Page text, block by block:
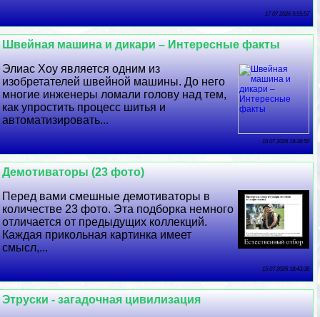
17 07 2026 9:55:57
Швейная машина и дикари – Интересные факты
Элиас Хоу является одним из
изобретателей швейной машины. До него
многие инженеры ломали голову над тем,
как упростить процесс шитья и
автоматизировать...
16 07 2026 19:38:50
Демотиваторы (23 фото)
Перед вами смешные демотиваторы в
количестве 23 фото. Эта подборка немного
отличается от предыдущих коллекций.
Каждая прикольная картинка имеет
смысл,...
15 07 2026 18:43:38
Этруски - загадочная цивилизация